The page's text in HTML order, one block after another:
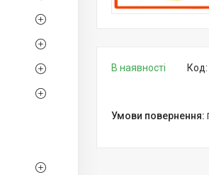
В наявності Код: